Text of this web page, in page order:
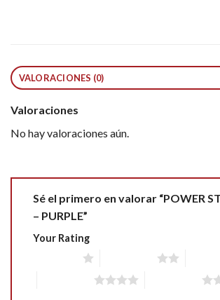
VALORACIONES (0)
Valoraciones
No hay valoraciones aún.
Sé el primero en valorar “POWER
– PURPLE”
Your Rating